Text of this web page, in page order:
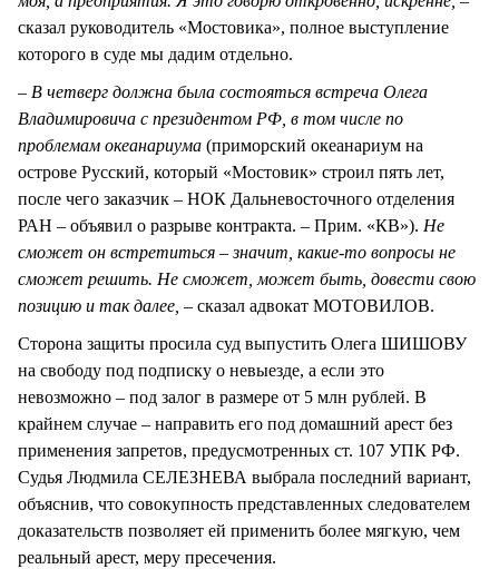
сказал руководитель «Мостовика», полное выступление
которого в суде мы дадим отдельно.
– В четверг должна была состояться встреча Олега
Владимировича с президентом РФ, в том числе по
проблемам океанариума (приморский океанариум на
острове Русский, который «Мостовик» строил пять лет,
после чего заказчик – НОК Дальневосточного отделения
РАН – объявил о разрыве контракта. – Прим. «КВ»). Не
сможет он встретиться – значит, какие-то вопросы не
сможет решить. Не сможет, может быть, довести свою
позицию и так далее, – сказал адвокат МОТОВИЛОВ.
Сторона защиты просила суд выпустить Олега ШИШОВУ
на свободу под подписку о невыезде, а если это
невозможно – под залог в размере от 5 млн рублей. В
крайнем случае – направить его под домашний арест без
применения запретов, предусмотренных ст. 107 УПК РФ.
Судья Людмила СЕЛЕЗНЕВА выбрала последний вариант,
объяснив, что совокупность представленных следователем
доказательств позволяет ей применить более мягкую, чем
реальный арест, меру пресечения.